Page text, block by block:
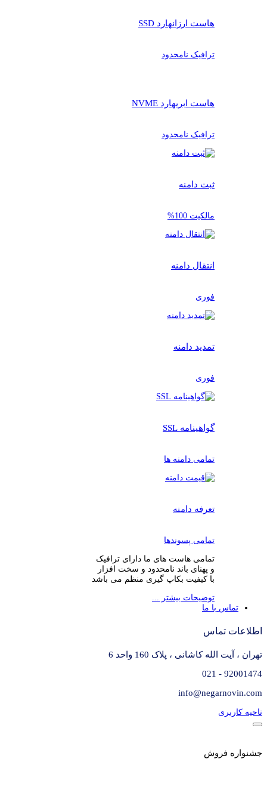
هاست ارزانهارد SSD
ترافیک نامحدود
هاست ابریهارد NVME
ترافیک نامحدود
ثبت دامنه
مالکیت 100%
انتقال دامنه
فوری
تمدید دامنه
فوری
گواهینامه SSL
تمامی دامنه ها
تعرفه دامنه
تمامی پسوندها
تمامی هاست های ما دارای ترافیک
و پهنای باند نامحدود و سخت افزار
با کیفیت بکاپ گیری منظم می باشد
توضیحات بیشتر ...
تماس با ما
اطلاعات تماس
تهران ، آیت الله کاشانی ، پلاک 160 واحد 6
92001474 - 021
info@negarnovin.com
ناحیه کاربری
جشنواره فروش